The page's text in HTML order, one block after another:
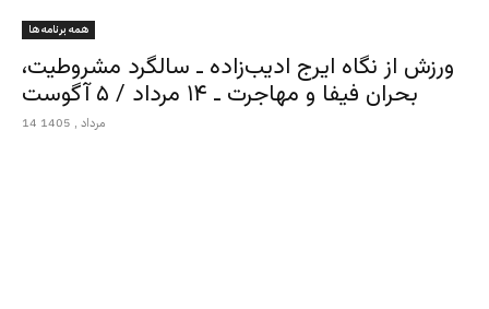
همه برنامه ها
ورزش از نگاه ایرج ادیب‌زاده ـ سالگرد مشروطیت،
بحران فیفا و مهاجرت ـ ۱۴ مرداد / ۵ آگوست
14 مرداد , 1405